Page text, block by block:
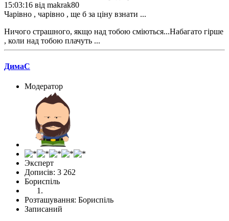
15:03:16 від makrak80
Чарівно , чарівно , ще б за ціну взнати ...
Ничого страшного, якщо над тобою сміються...Набагато гірше
, коли над тобою плачуть ...
ДимаС
Модератор
Эксперт
Дописів: 3 262
Бориспіль
Розташування: Бориспіль
Записаний